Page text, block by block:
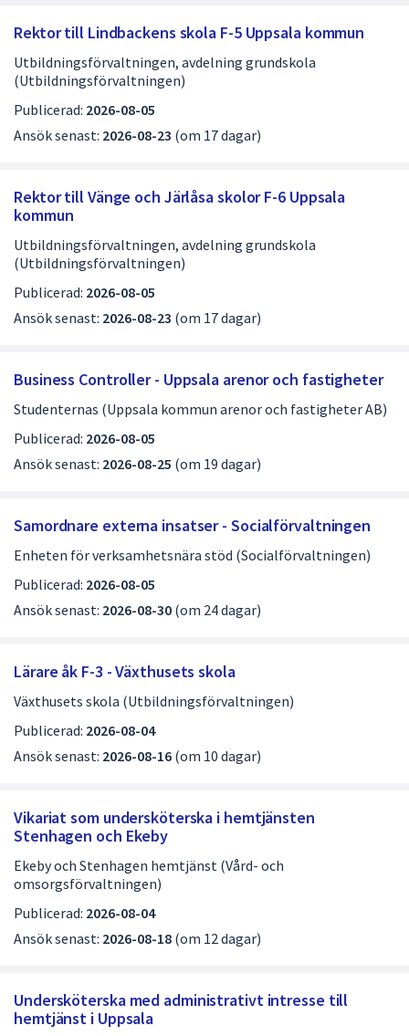
Rektor till Lindbackens skola F-5 Uppsala kommun
Utbildningsförvaltningen, avdelning grundskola
(Utbildningsförvaltningen)
Publicerad: 2026-08-05
Ansök senast: 2026-08-23 (om 17 dagar)
Rektor till Vänge och Järlåsa skolor F-6 Uppsala
kommun
Utbildningsförvaltningen, avdelning grundskola
(Utbildningsförvaltningen)
Publicerad: 2026-08-05
Ansök senast: 2026-08-23 (om 17 dagar)
Business Controller - Uppsala arenor och fastigheter
Studenternas (Uppsala kommun arenor och fastigheter AB)
Publicerad: 2026-08-05
Ansök senast: 2026-08-25 (om 19 dagar)
Samordnare externa insatser - Socialförvaltningen
Enheten för verksamhetsnära stöd (Socialförvaltningen)
Publicerad: 2026-08-05
Ansök senast: 2026-08-30 (om 24 dagar)
Lärare åk F-3 - Växthusets skola
Växthusets skola (Utbildningsförvaltningen)
Publicerad: 2026-08-04
Ansök senast: 2026-08-16 (om 10 dagar)
Vikariat som undersköterska i hemtjänsten
Stenhagen och Ekeby
Ekeby och Stenhagen hemtjänst (Vård- och
omsorgsförvaltningen)
Publicerad: 2026-08-04
Ansök senast: 2026-08-18 (om 12 dagar)
Undersköterska med administrativt intresse till
hemtjänst i Uppsala